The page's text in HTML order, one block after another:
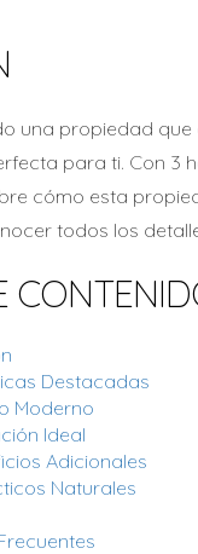
una propiedad
para ti. Con
cómo esta
todos los
Destacadas
Moderno
Ideal
Adicionales
Naturales